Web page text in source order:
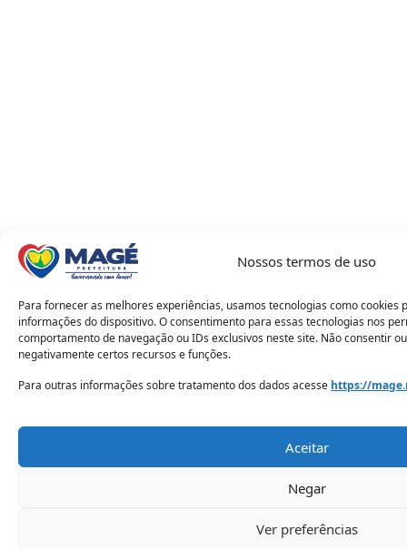
Nossos termos de uso
Para fornecer as melhores experiências, usamos tecnologias como cookies
informações do dispositivo. O consentimento para essas tecnologias nos
comportamento de navegação ou IDs exclusivos neste site. Não consentir
negativamente certos recursos e funções.
Para outras informações sobre tratamento dos dados acesse https://
Aceitar
Negar
Ver preferências